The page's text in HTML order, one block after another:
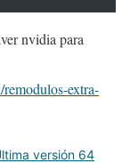
nvidia para
extra-
versión 64